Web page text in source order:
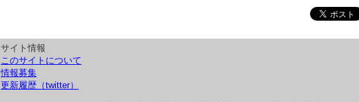
サイト情報
このサイトについて
情報募集
更新履歴（twitter）